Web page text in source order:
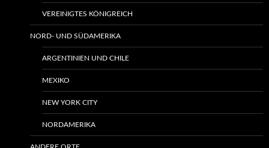
VEREINIGTES KÖNIGREICH
NORD- UND SÜDAMERIKA
ARGENTINIEN UND CHILE
MEXIKO
NEW YORK CITY
NORDAMERIKA